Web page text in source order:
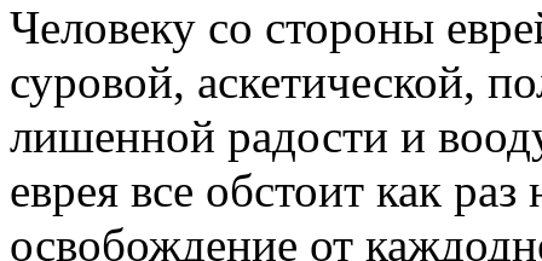
Человеку со стороны
суровой, аскетической,
лишенной радости и
еврея все обстоит как
освобождение от